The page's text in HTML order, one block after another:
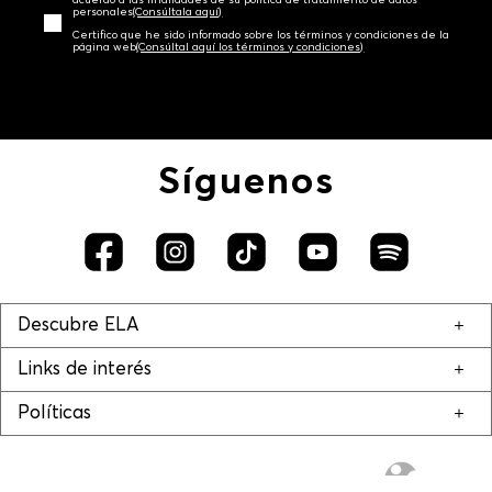
personales‎(Consúltala aquí)
Certifico que he sido informado sobre los términos y condiciones de la
página web‎(Consúltal aquí los términos y condiciones)
Síguenos
Descubre ELA
Links de interés
Políticas